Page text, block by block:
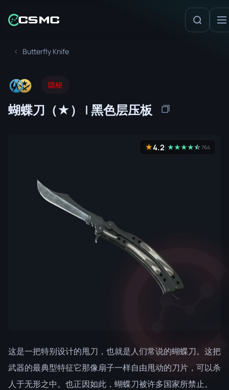
Butterfly Knife
隐秘
蝴蝶刀（★） | 黑色层压板
★4.2 ★★★★★
☆764
这是一把特别设计的甩刀，也就是人们常说的蝴蝶刀。这把
武器的最典型特征它那像扇子一样自由甩动的刀片，可以杀
人于无形之中。也正因如此，蝴蝶刀被许多国家所禁止。